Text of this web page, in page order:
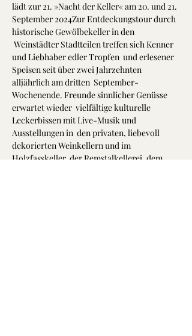
lädt zur 21. »Nacht der Keller« am 20. und 21.
September 2024Zur Entdeckungstour durch
historische Gewölbekeller in den
Weinstädter Stadtteilen treffen sich Kenner
und Liebhaber edler Tropfen  und erlesener
Speisen seit über zwei Jahrzehnten
alljährlich am dritten  September-
Wochenende. Freunde sinnlicher Genüsse
erwartet wieder  vielfältige kulturelle
Leckerbissen mit Live-Musik und
Ausstellungen in  den privaten, liebevoll
dekorierten Weinkellern und im
Holzfasskeller  der Remstalkellerei, dem